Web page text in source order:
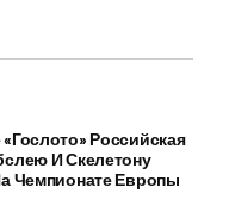
Российская
И Скелетону
Чемпионате Европы